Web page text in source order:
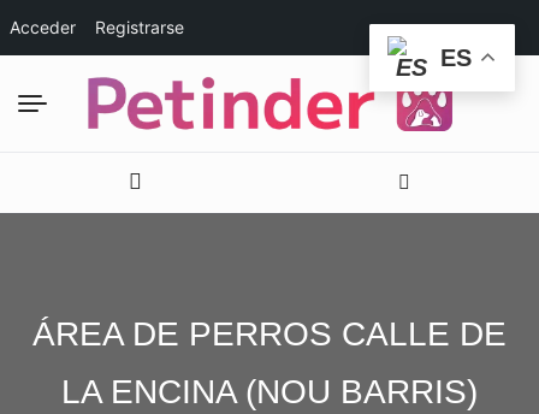
Acceder Registrarse
ÁREA DE PERROS CALLE DE
LA ENCINA (NOU BARRIS)
ES